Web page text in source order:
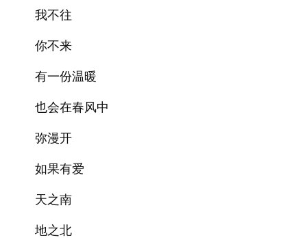
我不往
你不来
有一份温暖
也会在春风中
弥漫开
如果有爱
天之南
地之北